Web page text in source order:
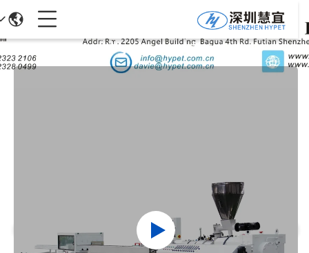
جزئیات محصولات